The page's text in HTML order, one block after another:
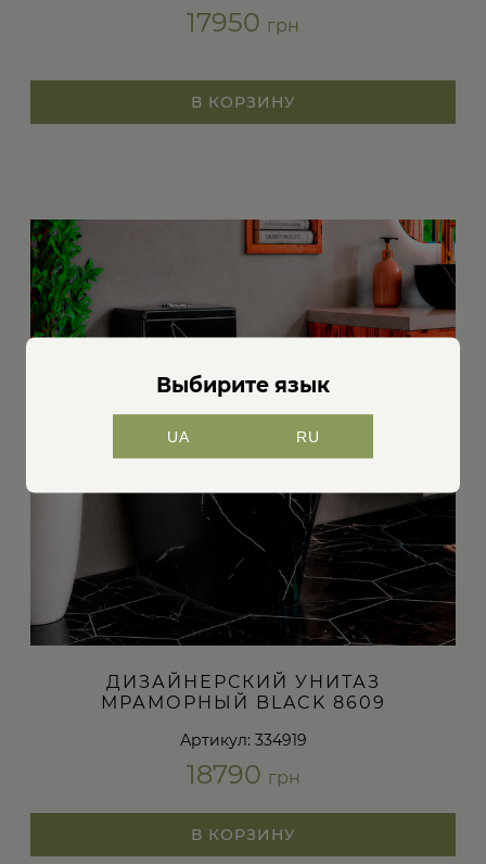
17950 грн
В КОРЗИНУ
ДИЗАЙНЕРСКИЙ УНИТАЗ
МРАМОРНЫЙ BLACK 8609
Артикул: 334919
18790 грн
В КОРЗИНУ
Выбирите язык
UA RU